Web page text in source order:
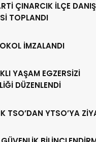
ÇINARCIK İLÇE
TOPLANDI
İMZALANDI
YAŞAM EGZERSİZİ
DÜZENLENDİ
TSO’DAN YTSO’YA